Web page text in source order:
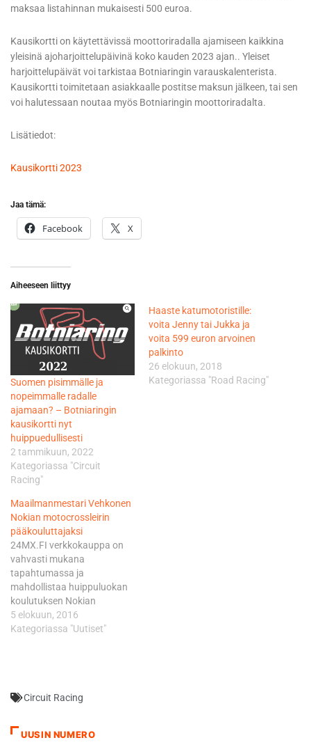
maksaa listahinnan mukaisesti 500 euroa.
Kausikortti on käytettävissä moottoriradalla ajamiseen kaikkina
yleisinä ajoharjoittelupäivinä koko kauden 2023 ajan.. Yleiset
harjoittelupäivät voi tarkistaa Botniaringin varauskalenterista.
Kausikortti toimitetaan asiakkaalle postitse maksun jälkeen, tai sen
voi halutessaan noutaa myös Botniaringin moottoriradalta.
Lisätiedot:
Kausikortti 2023
Jaa tämä:
Facebook X
Aiheeseen liittyy
Suomen pisimmälle ja
nopeimmalle radalle
ajamaan? – Botniaringin
kausikortti nyt
huippuedullisesti
2 tammikuun, 2022
Kategoriassa "Circuit
Racing"
Haaste katumotoristille:
voita Jenny tai Jukka ja
voita 599 euron arvoinen
palkinto
26 elokuun, 2018
Kategoriassa "Road Racing"
Maailmanmestari Vehkonen
Nokian motocrossleirin
pääkouluttajaksi
24MX.FI verkkokauppa on
vahvasti mukana
tapahtumassa ja
mahdollistaa huippuluokan
koulutuksen Nokian
kovapintaisella radalla.
Koulutus on kuljettajille
85cc-kuljettajat ja 2.
isolla radalla. - Nokian rata
poikkeaa perinteisestä
5 elokuun, 2016
Kategoriassa "Uutiset"
Circuit Racing
UUSIN NUMERO